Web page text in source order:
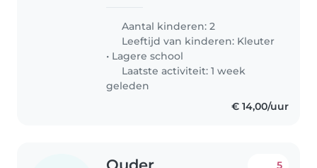
Aantal kinderen: 2
Leeftijd van kinderen: Kleuter
• Lagere school
Laatste activiteit: 1 week
geleden
€ 14,00/uur
5